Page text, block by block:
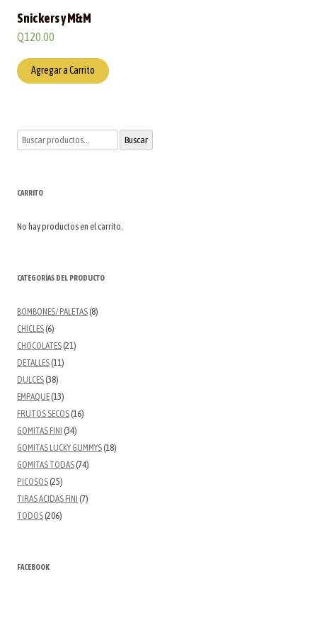
Snickers y M&M
Q120.00
Agregar a Carrito
Buscar
por:
Buscar
CARRITO
No hay productos en el carrito.
CATEGORÍAS DEL PRODUCTO
BOMBONES/ PALETAS(8)
CHICLES(6)
CHOCOLATES(21)
DETALLES(11)
DULCES(38)
EMPAQUE(13)
FRUTOS SECOS(16)
GOMITAS FINI (34)
GOMITAS LUCKY GUMMYS(18)
GOMITAS TODAS(74)
PICOSOS(25)
TIRAS ACIDAS FINI (7)
TODOS(206)
FACEBOOK